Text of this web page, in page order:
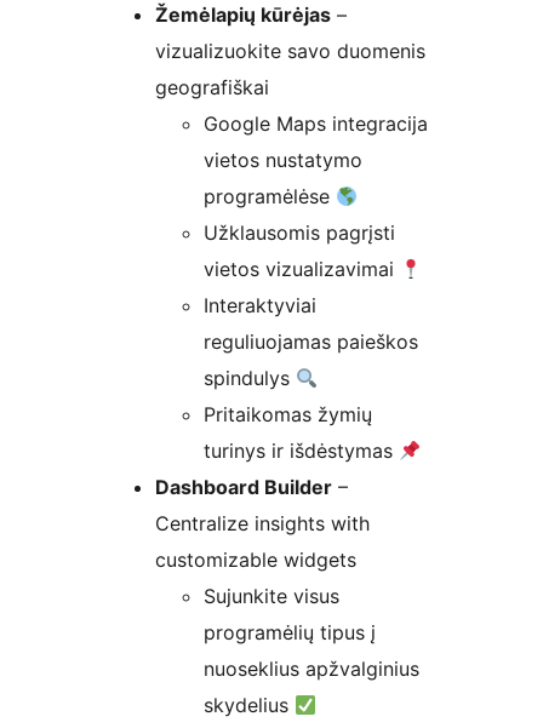
Žemėlapių kūrėjas –
vizualizuokite savo duomenis
geografiškai
Google Maps integracija
vietos nustatymo
programėlėse
Užklausomis pagrįsti
vietos vizualizavimai
Interaktyviai
reguliuojamas paieškos
spindulys
Pritaikomas žymių
turinys ir išdėstymas
Dashboard Builder –
Centralize insights with
customizable widgets
Sujunkite visus
programėlių tipus į
nuoseklius apžvalginius
skydelius